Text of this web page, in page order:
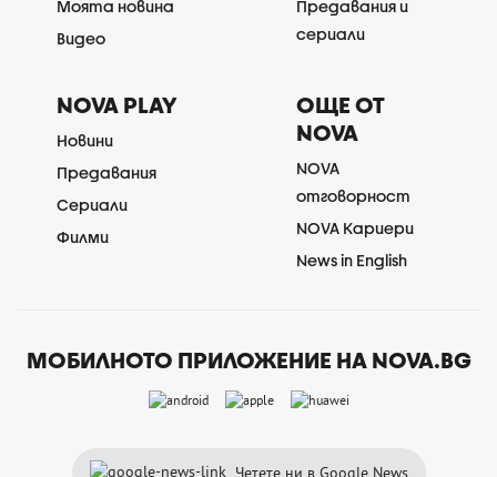
Моята новина
Видео
Предавания и
сериали
NOVA PLAY
Новини
Предавания
Сериали
Филми
ОЩЕ ОТ
NOVA
NOVA
отговорност
NOVA Кариери
News in English
МОБИЛНОТО ПРИЛОЖЕНИЕ НА NOVA.BG
Четете ни в Google News